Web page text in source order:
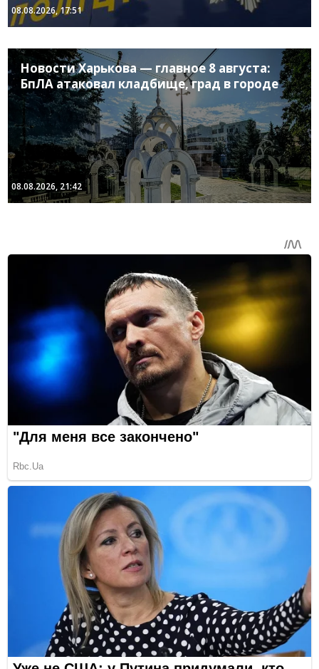
08.08.2026, 17:51
Новости Харькова — главное 8 августа:
БпЛА атаковал кладбище, град в городе
08.08.2026, 21:42